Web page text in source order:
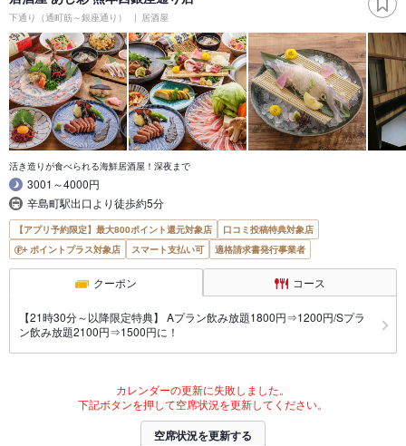
下通り（通町筋～銀座通り） 居酒屋
活き造りが食べられる海鮮居酒屋！深夜まで
3001～4000円
辛島町駅出口より徒歩約5分
【アプリ予約限定】最大800ポイント還元対象店
口コミ投稿特典対象店
ポイントプラス対象店
スマート支払い可 適格請求書発行事業者
クーポン コース
【21時30分～以降限定特典】 Aプラン飲み放題1800円⇒1200円/Sプラ
ン飲み放題2100円⇒1500円に！
カレンダーの更新に失敗しました。
下記ボタンを押して空席状況を更新してください。
空席状況を更新する